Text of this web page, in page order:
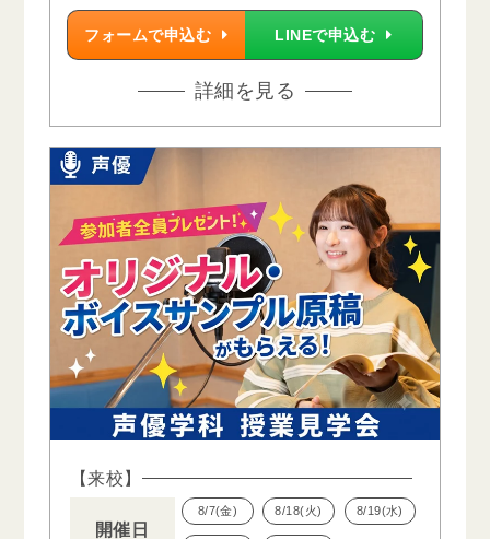
フォームで申込む LINEで申込む
詳細を見る
【来校】
開催日
8/7(金) 8/18(火) 8/19(水)